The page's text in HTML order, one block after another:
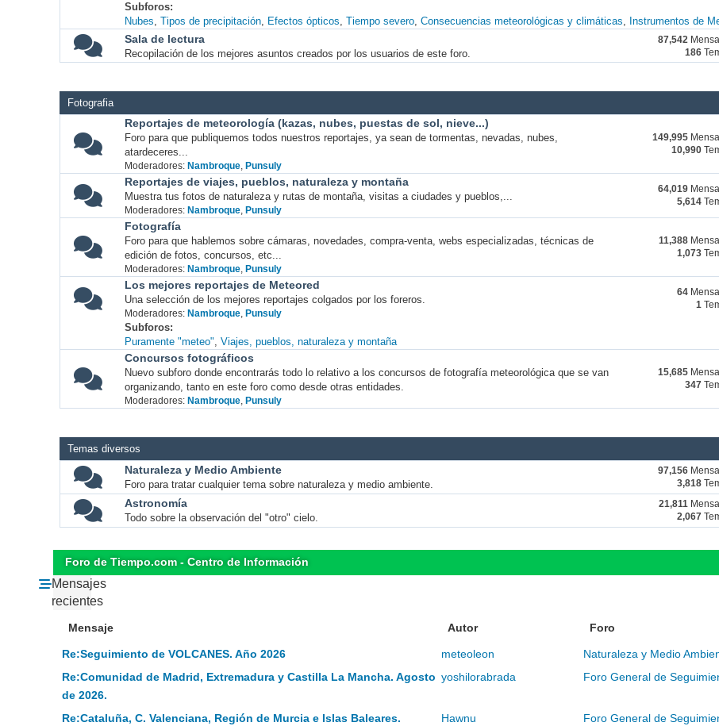
Subforos
Nubes Tipos de precipitación Efectos ópticos Tiempo severo Consecuencias meteorológicas y climáticas Instrumentos de
Sala de lectura
Recopilación de los mejores asuntos creados por los usuarios de este foro.
87,542
186
Fotografia
Reportajes de meteorología (kazas, nubes, puestas de sol, nieve...)
Foro para que publiquemos todos nuestros reportajes, ya sean de tormentas, nevadas, nubes,
atardeceres...
Moderadores: Nambroque, Punsuly
149,995
10,990
Reportajes de viajes, pueblos, naturaleza y montaña
Muestra tus fotos de naturaleza y rutas de montaña, visitas a ciudades y pueblos,...
Moderadores: Nambroque, Punsuly
64,019
5,614
Fotografía
Foro para que hablemos sobre cámaras, novedades, compra-venta, webs especializadas, técnicas de
edición de fotos, concursos, etc...
Moderadores: Nambroque, Punsuly
11,388
1,073
Los mejores reportajes de Meteored
Una selección de los mejores reportajes colgados por los foreros.
Moderadores: Nambroque, Punsuly
64
1
Subforos
Puramente "meteo" Viajes, pueblos, naturaleza y montaña
Concursos fotográficos
Nuevo subforo donde encontrarás todo lo relativo a los concursos de fotografía meteorológica que se van
organizando, tanto en este foro como desde otras entidades.
Moderadores: Nambroque, Punsuly
15,685
347
Temas diversos
Naturaleza y Medio Ambiente
Foro para tratar cualquier tema sobre naturaleza y medio ambiente.
97,156
3,818
Astronomía
Todo sobre la observación del "otro" cielo.
21,811
2,067
Foro de Tiempo.com - Centro de Información
Mensajes
recientes
Mensaje Autor Foro
Re:Seguimiento de VOLCANES. Año 2026 meteoleon Naturaleza y Medio
Re:Comunidad de Madrid, Extremadura y Castilla La Mancha. Agosto
de 2026.
yoshilorabrada Foro General de
Re:Cataluña, C. Valenciana, Región de Murcia e Islas Baleares.
Hawnu Foro General de